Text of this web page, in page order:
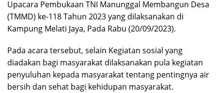
Upacara Pembukaan TNI Manunggal Membangun Desa
(TMMD) ke-118 Tahun 2023 yang dilaksanakan di
Kampung Melati Jaya, Pada Rabu (20/09/2023).
Pada acara tersebut, selain Kegiatan sosial yang
diadakan bagi masyarakat dilaksanakan pula kegiatan
penyuluhan kepada masyarakat tentang pentingnya air
bersih dan sehat bagi kehidupan masyarakat.